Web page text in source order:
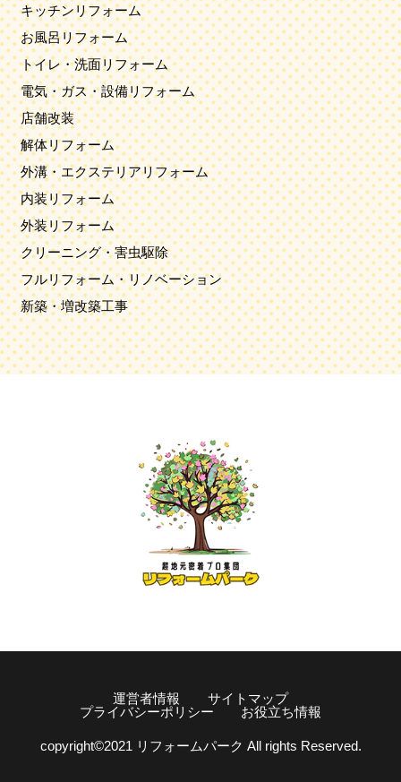
キッチンリフォーム
お風呂リフォーム
トイレ・洗面リフォーム
電気・ガス・設備リフォーム
店舗改装
解体リフォーム
外溝・エクステリアリフォーム
内装リフォーム
外装リフォーム
クリーニング・害虫駆除
フルリフォーム・リノベーション
新築・増改築工事
運営者情報
サイトマップ
プライバシーポリシー
お役立ち情報
copyright©️2021 リフォームパーク All rights Reserved.